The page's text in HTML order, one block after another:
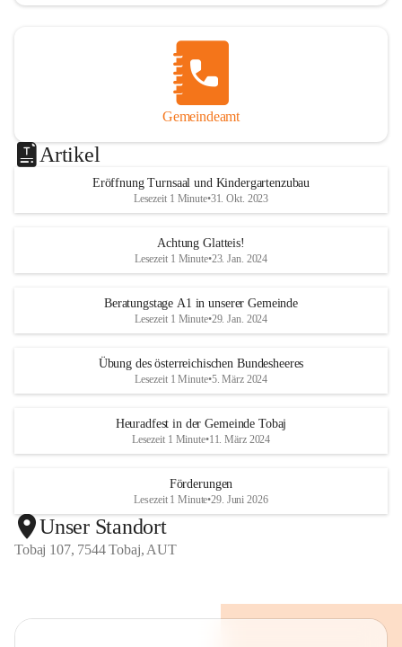
Gemeindeamt
Artikel
Eröffnung Turnsaal und Kindergartenzubau
Lesezeit 1 Minute•31. Okt. 2023
Achtung Glatteis!
Lesezeit 1 Minute•23. Jan. 2024
Beratungstage A1 in unserer Gemeinde
Lesezeit 1 Minute•29. Jan. 2024
Übung des österreichischen Bundesheeres
Lesezeit 1 Minute•5. März 2024
Heuradfest in der Gemeinde Tobaj
Lesezeit 1 Minute•11. März 2024
Förderungen
Lesezeit 1 Minute•29. Juni 2026
Unser Standort
Tobaj 107, 7544 Tobaj, AUT